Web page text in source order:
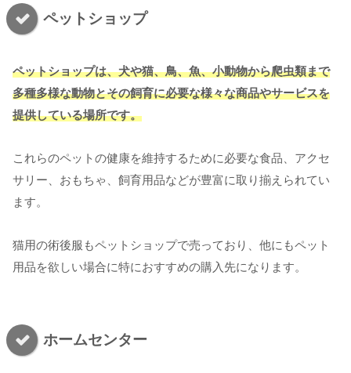
ペットショップ
ペットショップは、犬や猫、鳥、魚、小動物から爬虫類まで
多種多様な動物とその飼育に必要な様々な商品やサービスを
提供している場所です。
これらのペットの健康を維持するために必要な食品、アクセ
サリー、おもちゃ、飼育用品などが豊富に取り揃えられてい
ます。
猫用の術後服もペットショップで売っており、他にもペット
用品を欲しい場合に特におすすめの購入先になります。
ホームセンター